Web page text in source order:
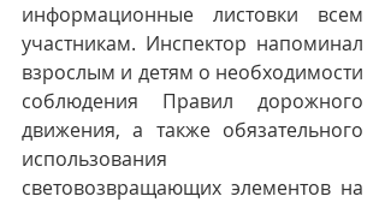
информационные листовки всем
участникам. Инспектор напоминал
взрослым и детям о необходимости
соблюдения Правил дорожного
движения, а также обязательного
использования
световозвращающих элементов на